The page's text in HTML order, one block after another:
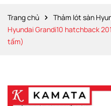
Trang chủ Thảm lót sàn
Hyundai Grandi10 hatchback
tấm)